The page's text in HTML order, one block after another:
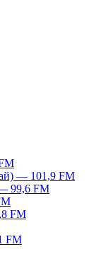
— 101,9 FM
99,6 FM
FM
FM